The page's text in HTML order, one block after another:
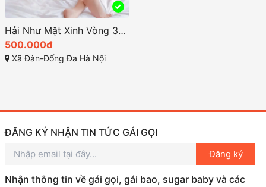
Hải Như Mặt Xinh Vòng 3 Ngon Cực Đỉnh
500.000đ
Xã Đàn-Đống Đa Hà Nội
ĐĂNG KÝ NHẬN TIN TỨC GÁI GỌI
Đăng ký
Nhận thông tin về gái gọi, gái bao, sugar baby và các